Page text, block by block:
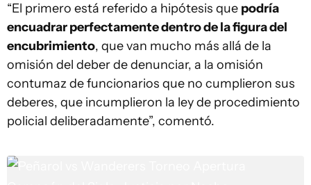
“El primero está referido a hipótesis que podría
encuadrar perfectamente dentro de la figura del
encubrimiento, que van mucho más allá de la
omisión del deber de denunciar, a la omisión
contumaz de funcionarios que no cumplieron sus
deberes, que incumplieron la ley de procedimiento
policial deliberadamente”, comentó.